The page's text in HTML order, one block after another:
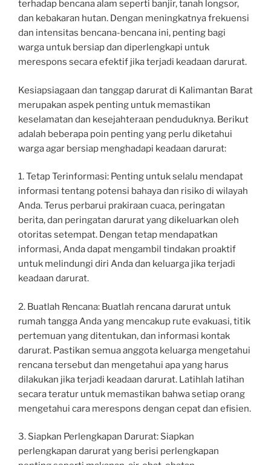
terhadap bencana alam seperti banjir, tanah longsor,
dan kebakaran hutan. Dengan meningkatnya frekuensi
dan intensitas bencana-bencana ini, penting bagi
warga untuk bersiap dan diperlengkapi untuk
merespons secara efektif jika terjadi keadaan darurat.
Kesiapsiagaan dan tanggap darurat di Kalimantan Barat
merupakan aspek penting untuk memastikan
keselamatan dan kesejahteraan penduduknya. Berikut
adalah beberapa poin penting yang perlu diketahui
warga agar bersiap menghadapi keadaan darurat:
1. Tetap Terinformasi: Penting untuk selalu mendapat
informasi tentang potensi bahaya dan risiko di wilayah
Anda. Terus perbarui prakiraan cuaca, peringatan
berita, dan peringatan darurat yang dikeluarkan oleh
otoritas setempat. Dengan tetap mendapatkan
informasi, Anda dapat mengambil tindakan proaktif
untuk melindungi diri Anda dan keluarga jika terjadi
keadaan darurat.
2. Buatlah Rencana: Buatlah rencana darurat untuk
rumah tangga Anda yang mencakup rute evakuasi, titik
pertemuan yang ditentukan, dan informasi kontak
darurat. Pastikan semua anggota keluarga mengetahui
rencana tersebut dan mengetahui apa yang harus
dilakukan jika terjadi keadaan darurat. Latihlah latihan
secara teratur untuk memastikan bahwa setiap orang
mengetahui cara merespons dengan cepat dan efisien.
3. Siapkan Perlengkapan Darurat: Siapkan
perlengkapan darurat yang berisi perlengkapan